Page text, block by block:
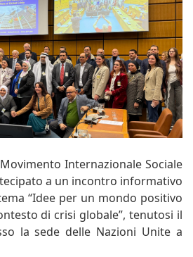
Internazionale Sociale
a un incontro informativo
“Idee per un mondo positivo
di crisi globale”, tenutosi il
la sede delle Nazioni Unite a